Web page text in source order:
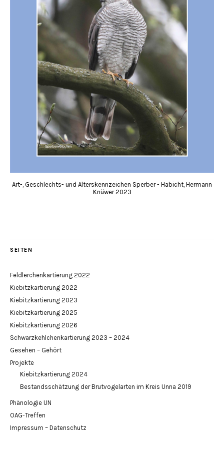
Art-, Geschlechts- und Alterskennzeichen Sperber - Habicht, Hermann
Knüwer 2023
SEITEN
Feldlerchenkartierung 2022
Kiebitzkartierung 2022
Kiebitzkartierung 2023
Kiebitzkartierung 2025
Kiebitzkartierung 2026
Schwarzkehlchenkartierung 2023 – 2024
Gesehen – Gehört
Projekte
Kiebitzkartierung 2024
Bestandsschätzung der Brutvogelarten im Kreis Unna 2019
Phänologie UN
OAG-Treffen
Impressum – Datenschutz